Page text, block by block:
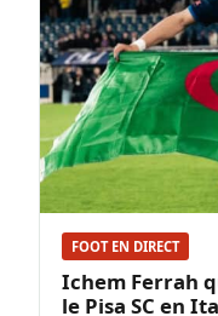
FOOT EN DIRECT
Ichem Ferrah
le Pisa SC en